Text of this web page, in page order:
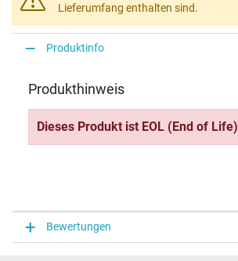
Lieferumfang enthalten sind.
Produktinfo
Produkthinweis
Dieses Produkt ist EOL (End of Life)
Bewertungen